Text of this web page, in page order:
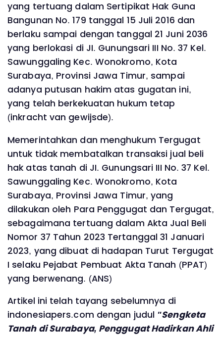
yang tertuang dalam Sertipikat Hak Guna
Bangunan No. 179 tanggal 15 Juli 2016 dan
berlaku sampai dengan tanggal 21 Juni 2036
yang berlokasi di JI. Gunungsari III No. 37 Kel.
Sawunggaling Kec. Wonokromo, Kota
Surabaya, Provinsi Jawa Timur, sampai
adanya putusan hakim atas gugatan ini,
yang telah berkekuatan hukum tetap
(inkracht van gewijsde).
Memerintahkan dan menghukum Tergugat
untuk tidak membatalkan transaksi jual beli
hak atas tanah di JI. Gunungsari III No. 37 Kel.
Sawunggaling Kec. Wonokromo, Kota
Surabaya, Provinsi Jawa Timur, yang
dilakukan oleh Para Penggugat dan Tergugat,
sebagaimana tertuang dalam Akta Jual Beli
Nomor 37 Tahun 2023 Tertanggal 31 Januari
2023, yang dibuat di hadapan Turut Tergugat
I selaku Pejabat Pembuat Akta Tanah (PPAT)
yang berwenang. (ANS)
Artikel ini telah tayang sebelumnya di
indonesiapers.com dengan judul "Sengketa
Tanah di Surabaya, Penggugat Hadirkan Ahli